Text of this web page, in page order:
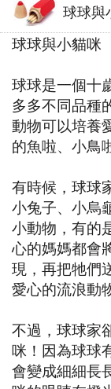
球球與
球球與小貓咪
球球是一個十
多多不同品種
動物可以培養
的魚啦、小鳥
有時候，球球
小兔子、小烏
小動物，有的
心的媽媽都會
現，再把牠們
愛心的流浪動
不過，球球家
咪！因為球球
會變成細細長